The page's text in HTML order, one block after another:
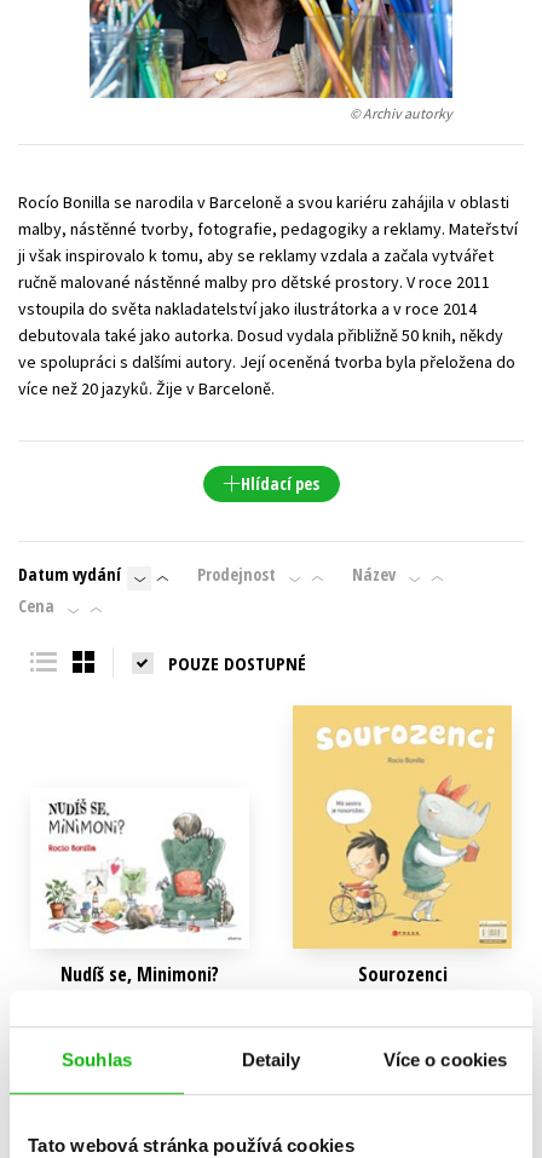
Souhlas Detaily Více o cookies
Tato webová stránka používá cookies
Young adult (SK)
Zahraniční literatura Zdraví a životní styl
Všechny tituly
© Archiv autorky
Rocío Bonilla se narodila v Barceloně a svou kariéru zahájila v oblasti
malby, nástěnné tvorby, fotografie, pedagogiky a reklamy. Mateřství
ji však inspirovalo k tomu, aby se reklamy vzdala a začala vytvářet
ručně malované nástěnné malby pro dětské prostory. V roce 2011
vstoupila do světa nakladatelství jako ilustrátorka a v roce 2014
debutovala také jako autorka. Dosud vydala přibližně 50 knih, někdy
ve spolupráci s dalšími autory. Její oceněná tvorba byla přeložena do
více než 20 jazyků. Žije v Barceloně.
Hlídací pes
Datum vydání Prodejnost
Název
Cena
POUZE DOSTUPNÉ
Nudíš se, Minimoni?
239 Kč299 Kč
Sourozenci
199 Kč249 Kč